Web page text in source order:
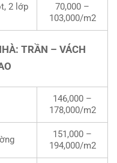
2 lớp
70,000 –
103,000/m2
TRẦN – VÁCH
146,000 –
178,000/m2
151,000 –
194,000/m2